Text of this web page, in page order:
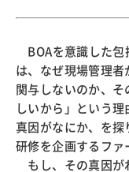
BOAを意識した包
は、なぜ現場管理者
関与しないのか、
しいから」という理
真因がなにか、を探
研修を企画するファ
もし、その真因が